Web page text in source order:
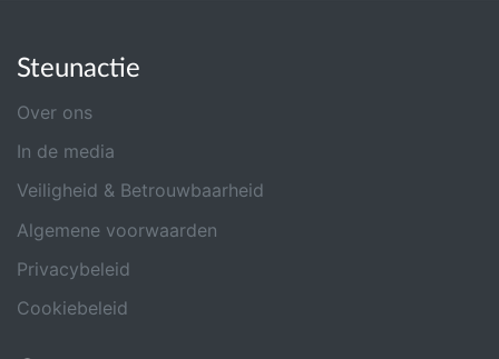
Steunactie
Over ons
In de media
Veiligheid & Betrouwbaarheid
Algemene voorwaarden
Privacybeleid
Cookiebeleid